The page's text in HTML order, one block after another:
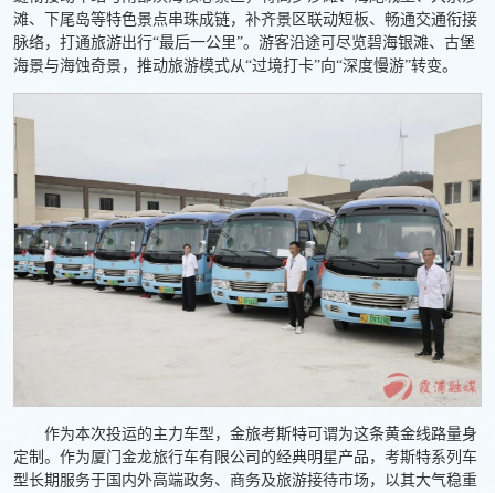
滩、下尾岛等特色景点串珠成链，补齐景区联动短板、畅通交通衔接
脉络，打通旅游出行“最后一公里”。游客沿途可尽览碧海银滩、古堡
海景与海蚀奇景，推动旅游模式从“过境打卡”向“深度慢游”转变。
作为本次投运的主力车型，金旅考斯特可谓为这条黄金线路量身
定制。作为厦门金龙旅行车有限公司的经典明星产品，考斯特系列车
型长期服务于国内外高端政务、商务及旅游接待市场，以其大气稳重